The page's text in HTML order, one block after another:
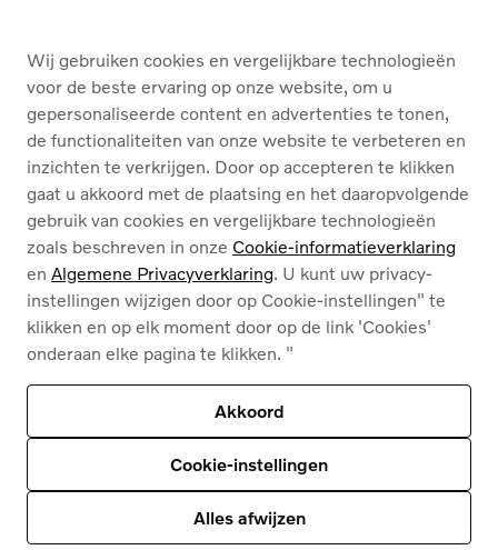
OVER ONS
Nederlands Français
Cookies
Privacybeleid
Juridische info
Deze site wordt beschermd door reCAPTCHA enhet privacybeleid van Google
Servicevoorwaarden zijn van toepassing
© 2026Volvo Car Corporation (of zijn dochterondernemingen of licentiegevers).
HyperCharge | Powered by
Wij gebruiken cookies en vergelijkbare technologieën
voor de beste ervaring op onze website, om u
gepersonaliseerde content en advertenties te tonen,
de functionaliteiten van onze website te verbeteren en
inzichten te verkrijgen. Door op accepteren te klikken
gaat u akkoord met de plaatsing en het daaropvolgende
gebruik van cookies en vergelijkbare technologieën
zoals beschreven in onze Cookie-informatieverklaring
en Algemene Privacyverklaring. U kunt uw privacy-
instellingen wijzigen door op Cookie-instellingen" te
klikken en op elk moment door op de link 'Cookies'
onderaan elke pagina te klikken. "
Akkoord
Cookie-instellingen
Alles afwijzen